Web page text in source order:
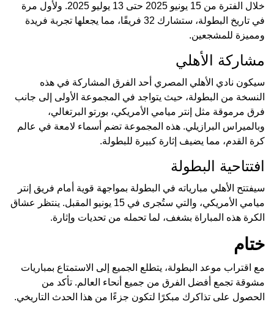
خلال الفترة من 15 يونيو 2025 حتى 13 يوليو 2025. ولأول مرة
في تاريخ البطولة، ستشارك 32 فريقًا، مما يجعلها تجربة فريدة
ومميزة للمشجعين.
مشاركة الأهلي
سيكون نادي الأهلي المصري أحد الفرق المشاركة في هذه
النسخة من البطولة، حيث يتواجد في المجموعة الأولى إلى جانب
فرق مرموقة مثل إنتر ميامي الأمريكي، بورتو البرتغالي،
وبالميراس البرازيلي. هذه المجموعة تضم أسماء لامعة في عالم
كرة القدم، مما يضيف إثارة كبيرة للبطولة.
افتتاحية البطولة
سيفتتح الأهلي مبارياته في البطولة بمواجهة قوية أمام فريق إنتر
ميامي الأمريكي، والتي ستُجرى في 15 يونيو المقبل. ينتظر عشاق
الكرة هذه المباراة بشغف، لما تحمله من تحديات وإثارة.
ختام
مع اقتراب موعد البطولة، يتطلع الجميع إلى الاستمتاع بمباريات
مشوقة تجمع أفضل الفرق من جميع أنحاء العالم. تأكد من
الحصول على تذاكرك مبكرًا لتكون جزءًا من هذا الحدث التاريخي.